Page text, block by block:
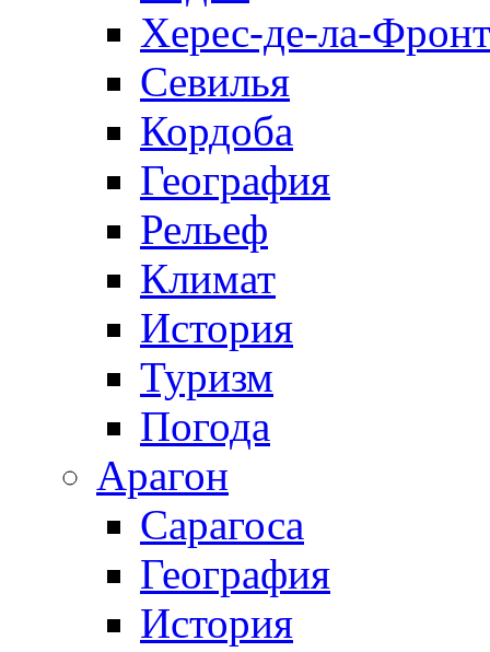
Херес-де-ла-
Севилья
Кордоба
География
Рельеф
Климат
История
Туризм
Погода
Арагон
Сарагоса
География
История